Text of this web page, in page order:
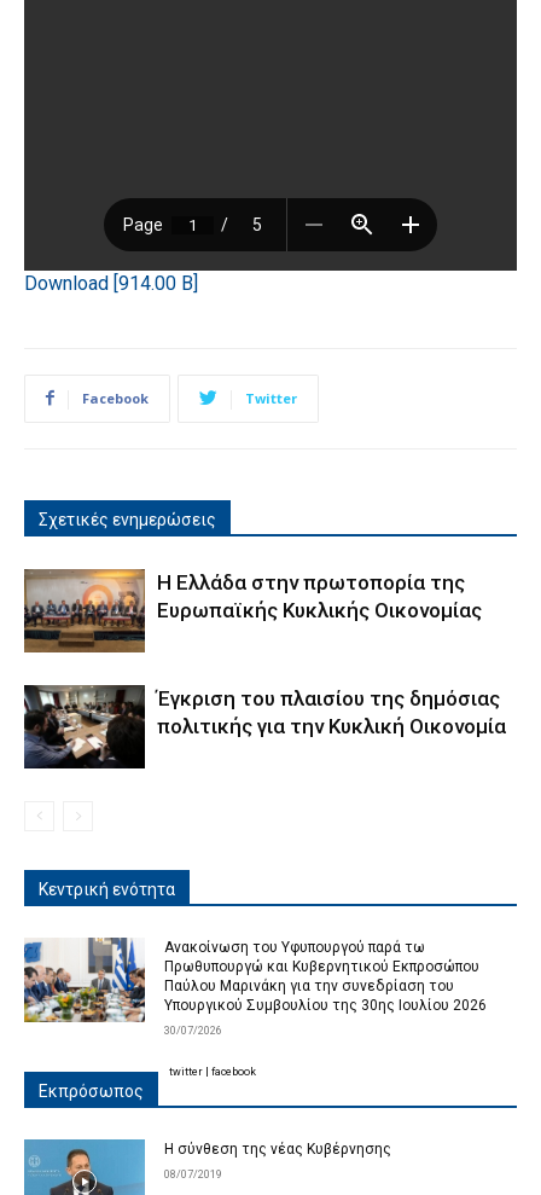
Download [914.00 B]
Facebook Twitter
Σχετικές ενημερώσεις
Η Ελλάδα στην πρωτοπορία της
Ευρωπαϊκής Κυκλικής Οικονομίας
Έγκριση του πλαισίου της δημόσιας
πολιτικής για την Κυκλική Οικονομία
Κεντρική ενότητα
Ανακοίνωση του Υφυπουργού παρά τω
Πρωθυπουργώ και Κυβερνητικού Εκπροσώπου
Παύλου Μαρινάκη για την συνεδρίαση του
Υπουργικού Συμβουλίου της 30ης Ιουλίου 2026
30/07/2026
Εκπρόσωπος
Η σύνθεση της νέας Κυβέρνησης
08/07/2019
twitter facebook